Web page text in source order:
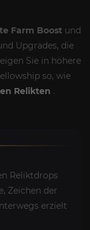
Farm Boost und
Upgrades, die
Sie in höhere
so, wie
Relikten .
Reliktdrops
Zeichen der
erzielt